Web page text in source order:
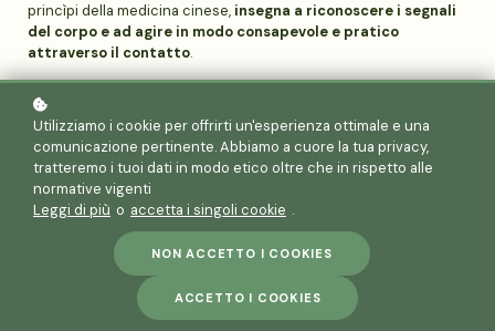
princìpi della medicina cinese, insegna a riconoscere i segnali
del corpo e ad agire in modo consapevole e pratico
attraverso il contatto.
Nel corso di Medicina Cinese e Tuina, anno dopo anno
nuove competenze, le metti in pratica e ottieni un attestato che
certifica il percorso svolto.
La teoria è fruibile online quando vuoi, la pratica si svolge in
presenzaa Milano, Roma o Bari, e se sei distante dalle sedi c'è
uno sconto speciale.
Utilizziamo i cookie per offrirti un'esperienza ottimale e una
comunicazione pertinente. Abbiamo a cuore la tua privacy,
tratteremo i tuoi dati in modo etico oltre che in rispetto alle
normative vigenti
Leggi di più o accetta i singoli cookie .
NON ACCETTO I COOKIES
ACCETTO I COOKIES